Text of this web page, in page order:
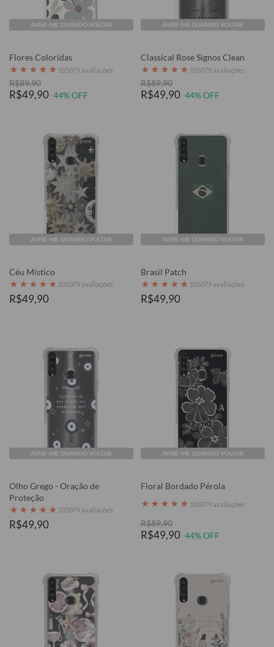
AVISE-ME QUANDO VOLTAR
Flores Coloridas
★ ★ ★ ★ ★ 105079 avaliações
R$89,90
R$49,90 44% OFF
AVISE-ME QUANDO VOLTAR
Classical Rose Signos Clean
★ ★ ★ ★ ★ 105079 avaliações
R$89,90
R$49,90 44% OFF
AVISE-ME QUANDO VOLTAR
Céu Místico
★ ★ ★ ★ ★ 105079 avaliações
R$49,90
AVISE-ME QUANDO VOLTAR
Brasil Patch
★ ★ ★ ★ ★ 105079 avaliações
R$49,90
AVISE-ME QUANDO VOLTAR
Olho Grego - Oração de
Proteção
★ ★ ★ ★ ★ 105079 avaliações
R$49,90
AVISE-ME QUANDO VOLTAR
Floral Bordado Pérola
★ ★ ★ ★ ★ 105079 avaliações
R$89,90
R$49,90 44% OFF